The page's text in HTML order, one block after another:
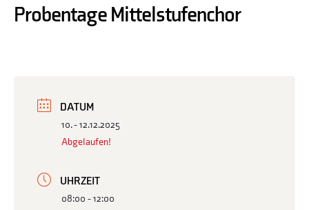
Probentage Mittelstufenchor
DATUM
10. - 12.12.2025
Abgelaufen!
UHRZEIT
08:00 - 12:00